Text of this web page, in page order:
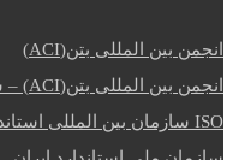
انجمن بین المللی بتن(ACI)
انجمن بین المللی بتن(ACI) – شاخه ایران
ISO سازمان بین المللی استاندارد